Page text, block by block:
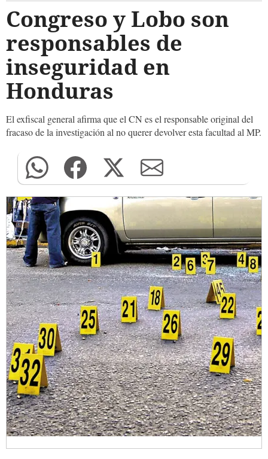
Congreso y Lobo son
responsables de
inseguridad en
Honduras
El exfiscal general afirma que el CN es el responsable original del
fracaso de la investigación al no querer devolver esta facultad al MP.